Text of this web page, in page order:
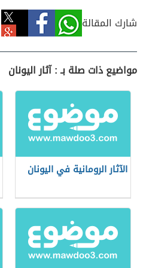
شارك المقالة
مواضيع ذات صلة بـ : آثار اليونان
الآثار الرومانية في اليونان